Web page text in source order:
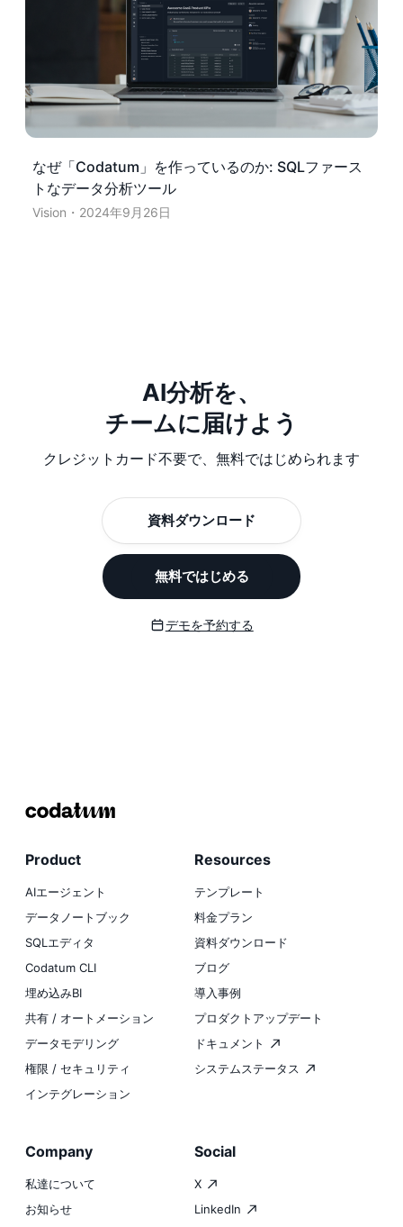
なぜ「Codatum」を作っているのか: SQLファース
トなデータ分析ツール
Vision 2024年9月26日
AI分析を、
チームに届けよう
クレジットカード不要で、無料ではじめられます
資料ダウンロード
無料ではじめる
デモを予約する
Product
AIエージェント
データノートブック
SQLエディタ
Codatum CLI
埋め込みBI
共有 / オートメーション
データモデリング
権限 / セキュリティ
インテグレーション
Resources
テンプレート
料金プラン
資料ダウンロード
ブログ
導入事例
プロダクトアップデート
ドキュメント
システムステータス
Company
私達について
お知らせ
Social
X
LinkedIn